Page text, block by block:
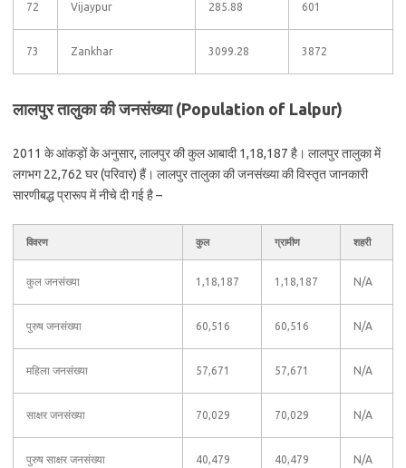
72 Vijaypur 285.88 601
73 Zankhar 3099.28 3872
लालपुर तालुका की जनसंख्या (Population of Lalpur)
2011 के आंकड़ों के अनुसार, लालपुर की कुल आबादी 1,18,187 है। लालपुर तालुका में
लगभग 22,762 घर (परिवार) हैं। लालपुर तालुका की जनसंख्या की विस्तृत जानकारी
सारणीबद्ध प्रारूप में नीचे दी गई है –
विवरण कुल ग्रामीण शहरी
कुल जनसंख्या 1,18,187 1,18,187 N/A
पुरुष जनसंख्या 60,516 60,516 N/A
महिला जनसंख्या 57,671 57,671 N/A
साक्षर जनसंख्या 70,029 70,029 N/A
पुरुष साक्षर जनसंख्या 40,479 40,479 N/A